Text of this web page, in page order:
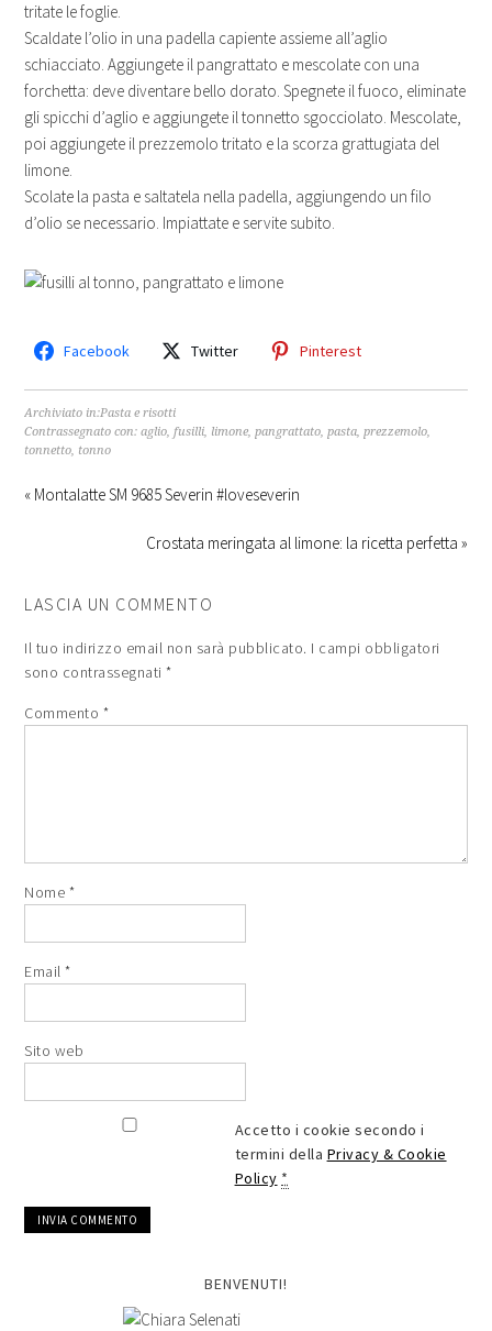
tritate le foglie.
Scaldate l’olio in una padella capiente assieme all’aglio
schiacciato. Aggiungete il pangrattato e mescolate con una
forchetta: deve diventare bello dorato. Spegnete il fuoco, eliminate
gli spicchi d’aglio e aggiungete il tonnetto sgocciolato. Mescolate,
poi aggiungete il prezzemolo tritato e la scorza grattugiata del
limone.
Scolate la pasta e saltatela nella padella, aggiungendo un filo
d’olio se necessario. Impiattate e servite subito.
Facebook Twitter Pinterest
Archiviato in:Pasta e risotti
Contrassegnato con:aglio,fusilli, limone,pangrattato,pasta,prezzemolo,
tonnetto, tonno
« Montalatte SM 9685 Severin #loveseverin
Crostata meringata al limone: la ricetta perfetta »
LASCIA UN COMMENTO
Il tuo indirizzo email non sarà pubblicato. I campi obbligatori
sono contrassegnati*
Commento *
Nome *
Email*
Sito web
Accetto i cookie secondo i
termini della Privacy & Cookie
Policy *
BENVENUTI!